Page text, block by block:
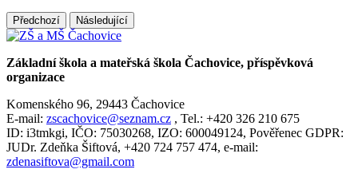
Předchozí Následující
Základní škola a mateřská škola Čachovice, příspěvková
organizace
Komenského 96, 29443 Čachovice
E-mail: zscachovice@seznam.cz , Tel.: +420 326 210 675
ID: i3tmkgi, IČO: 75030268, IZO: 600049124, Pověřenec GDPR:
JUDr. Zdeňka Šiftová, +420 724 757 474, e-mail:
zdenasiftova@gmail.com